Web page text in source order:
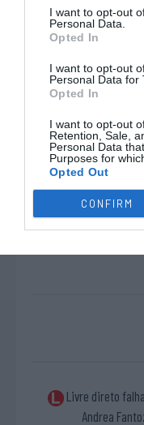
I want to opt-out
Personal Data.
Opted In
I want to opt-out
Personal Data for
Opted In
I want to opt-out
Retention, Sale,
Personal Data
Purposes for
Opted Out
CONFIRM
Defesa de livre
Valentín
10ª falta de
Livre direto
Andrea